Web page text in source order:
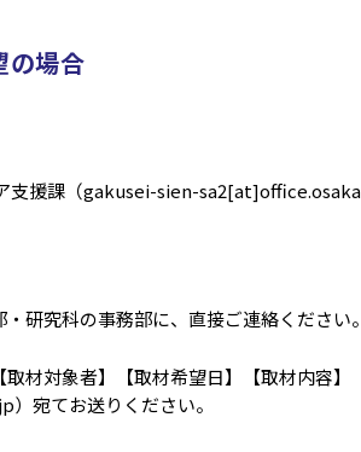
の場合
支援課（gakusei-sien-
研究科の事務部に、直接ご連絡ください。
材対象者】【取材希望日】【取材内容
宛てお送りください。